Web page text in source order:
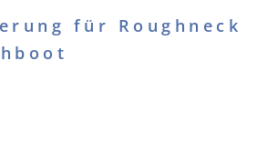
für Roughneck